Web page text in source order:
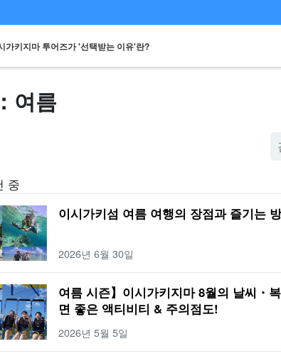
가키지마 투어즈가 '선택받는 이유'란?
여름
중
이시가키섬 여름 여행의 장점과 즐기는
2026년 6월 30일
여름 시즌】이시가키지마 8월의 날씨・
면 좋은 액티비티 & 주의점도!
2026년 5월 5일